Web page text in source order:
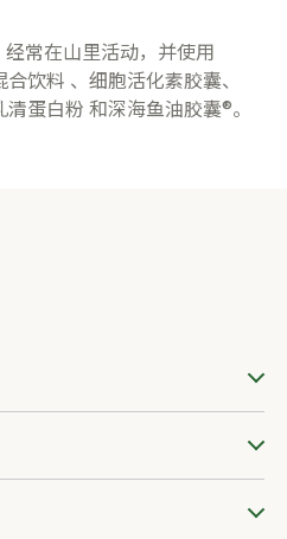
常在山里活动，并使用
饮料 、细胞活化素胶囊、
蛋白粉 和深海鱼油胶囊®。